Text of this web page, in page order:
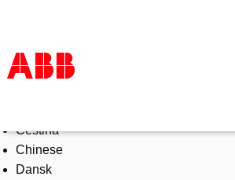
Products & Solutions
Industries
Services
Čeština
Chinese
Dansk